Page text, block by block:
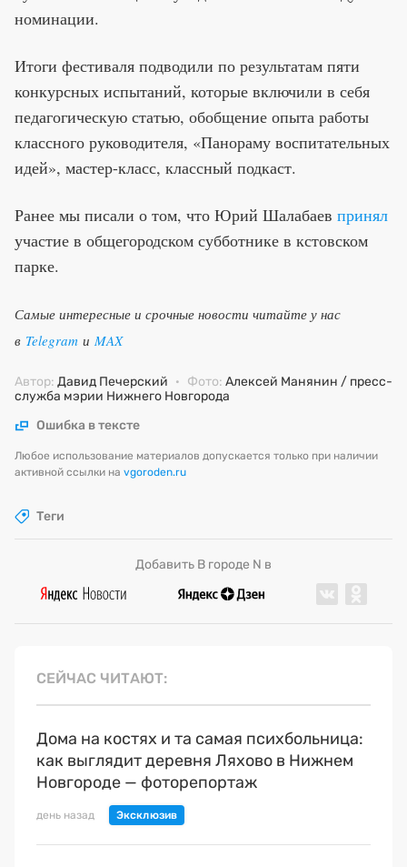
номинации.
Итоги фестиваля подводили по результатам пяти
конкурсных испытаний, которые включили в себя
педагогическую статью, обобщение опыта работы
классного руководителя, «Панораму воспитательных
идей», мастер-класс, классный подкаст.
Ранее мы писали о том, что Юрий Шалабаев принял
участие в общегородском субботнике в кстовском
парке.
Самые интересные и срочные новости читайте у нас
в Telegram и MAX
Автор: Давид Печерский · Фото: Алексей Манянин / пресс-
служба мэрии Нижнего Новгорода
Ошибка в тексте
Любое использование материалов допускается только при наличии
активной ссылки на vgoroden.ru
Теги
Добавить В городе N в
СЕЙЧАС ЧИТАЮТ
Дома на костях и та самая психбольница:
как выглядит деревня Ляхово в Нижнем
Новгороде — фоторепортаж
день назад